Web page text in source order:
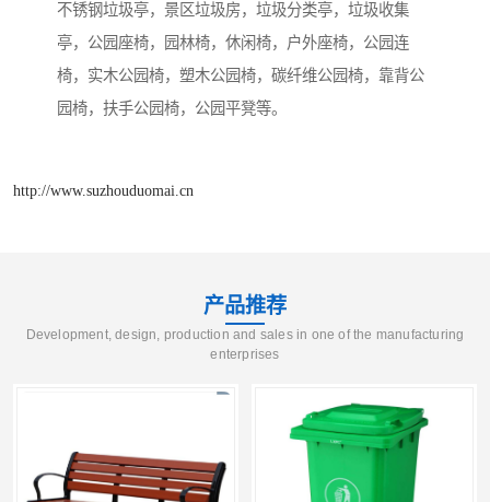
不锈钢垃圾亭，景区垃圾房，垃圾分类亭，垃圾收集
亭，公园座椅，园林椅，休闲椅，户外座椅，公园连
椅，实木公园椅，塑木公园椅，碳纤维公园椅，靠背公
园椅，扶手公园椅，公园平凳等。
http://www.suzhouduomai.cn
产品推荐
Development, design, production and sales in one of the manufacturing
enterprises